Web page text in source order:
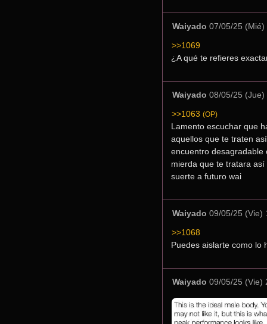
Waiyado 07/05/25 (Mié)
>>1069
¿A qué te refieres
Waiyado 08/05/25 (Jue)
>>1063 (OP)
Lamento escuchar que
aquellos que te traten
encuentro desagradable
mierda que te tratara
suerte a futuro wai
Waiyado 09/05/25 (Vie)
>>1068
Puedes aislarte como lo
Waiyado 09/05/25 (Vie)